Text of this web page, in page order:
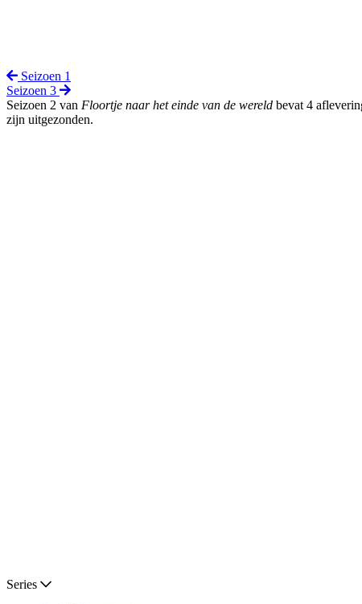
Seizoen 1
Seizoen 3
Seizoen 2 van Floortje naar het einde van de wereld bevat 4
zijn uitgezonden.
Series